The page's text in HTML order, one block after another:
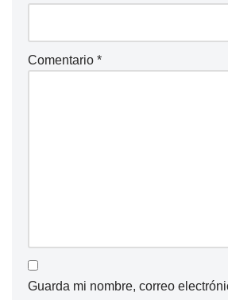
Comentario *
Guarda mi nombre, correo